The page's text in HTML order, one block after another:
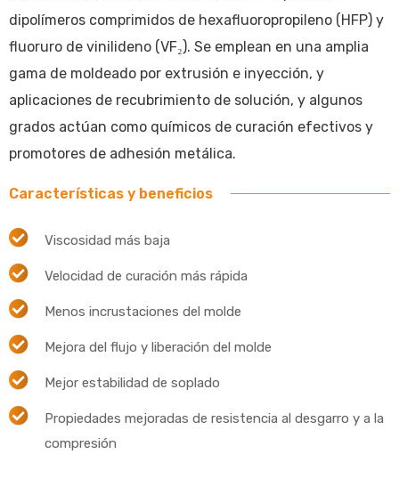
dipolímeros comprimidos de hexafluoropropileno (HFP) y
fluoruro de vinilideno (VF₂). Se emplean en una amplia
gama de moldeado por extrusión e inyección, y
aplicaciones de recubrimiento de solución, y algunos
grados actúan como químicos de curación efectivos y
promotores de adhesión metálica.
Características y beneficios
Viscosidad más baja
Velocidad de curación más rápida
Menos incrustaciones del molde
Mejora del flujo y liberación del molde
Mejor estabilidad de soplado
Propiedades mejoradas de resistencia al desgarro y a la
compresión